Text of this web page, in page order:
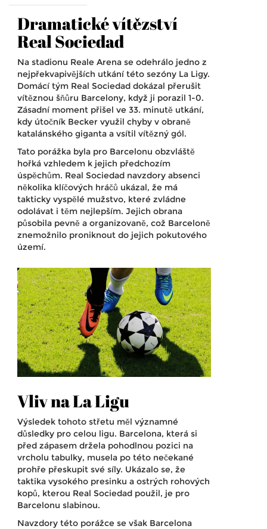
Dramatické vítězství
Real Sociedad
Na stadionu Reale Arena se odehrálo jedno z
nejpřekvapivějších utkání této sezóny La Ligy.
Domácí tým Real Sociedad dokázal přerušit
vítěznou šňůru Barcelony, když ji porazil 1-0.
Zásadní moment přišel ve 33. minutě utkání,
kdy útočník Becker využil chyby v obraně
katalánského giganta a vsítil vítězný gól.
Tato porážka byla pro Barcelonu obzvláště
hořká vzhledem k jejich předchozím
úspěchům. Real Sociedad navzdory absenci
několika klíčových hráčů ukázal, že má
takticky vyspělé mužstvo, které zvládne
odolávat i těm nejlepším. Jejich obrana
působila pevně a organizovaně, což Barceloně
znemožnilo proniknout do jejich pokutového
území.
Vliv na La Ligu
Výsledek tohoto střetu měl významné
důsledky pro celou ligu. Barcelona, která si
před zápasem držela pohodlnou pozici na
vrcholu tabulky, musela po této nečekané
prohře přeskupit své síly. Ukázalo se, že
taktika vysokého presinku a ostrých rohových
kopů, kterou Real Sociedad použil, je pro
Barcelonu slabinou.
Navzdory této porážce se však Barcelona